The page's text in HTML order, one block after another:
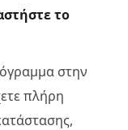
το
στην
πλήρη